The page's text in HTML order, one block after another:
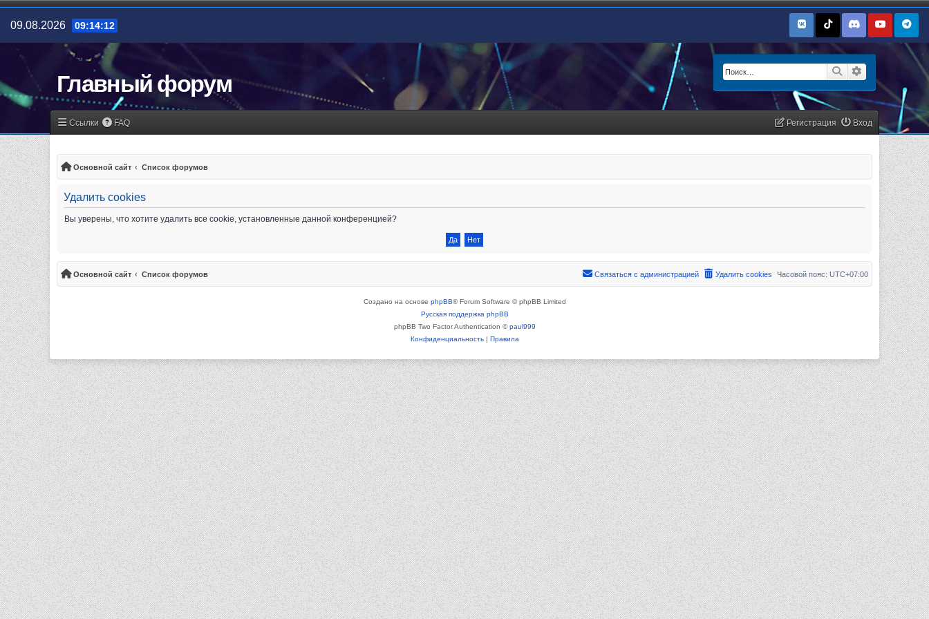
09.08.2026 09:14:12
Главный форум Поиск Расширенный
Ссылки FAQ Вход
Регистрация
Основной сайт Список форумов
Удалить cookies
Вы уверены, что хотите удалить все cookie, установленные данной конференцией?
Основной сайт Список форумов Часовой пояс: UTC+07:00
Удалить cookies
Связаться с администрацией
Создано на основе phpBB® Forum Software © phpBB Limited
Русская поддержка phpBB
phpBB Two Factor Authentication ©paul999
Конфиденциальность| Правила